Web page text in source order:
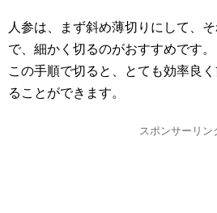
人参は、まず斜め薄切りにして、
で、細かく切るのがおすすめです。
この手順で切ると、とても効率良
ることができます。
スポンサーリン